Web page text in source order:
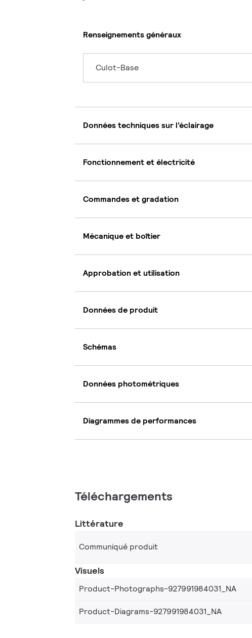
Renseignements généraux
Culot-Base
Données techniques sur l’éclairage
Fonctionnement et électricité
Commandes et gradation
Mécanique et boîtier
Approbation et utilisation
Données de produit
Schémas
Données photométriques
Diagrammes de performances
Téléchargements
Littérature
Communiqué produit
Visuels
Product-Photographs-927991984031_NA
Product-Diagrams-927991984031_NA